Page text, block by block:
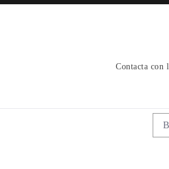
Contacta con
el Procedimiento